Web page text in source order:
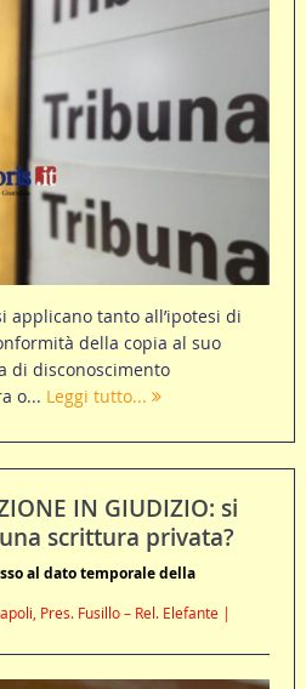
applicano tanto all’ipotesi di
della copia al suo
di disconoscimento
o... Leggi tutto...
IN GIUDIZIO: si
scrittura privata?
al dato temporale della
Pres. Fusillo – Rel. Elefante |